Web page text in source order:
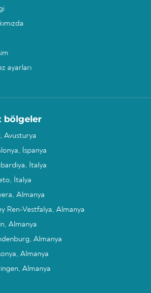
ayarları
bölgeler
Avusturya
İspanya
İtalya
İtalya
Almanya
Ren-Vestfalya, Almanya
Almanya
Almanya
Almanya
Almanya